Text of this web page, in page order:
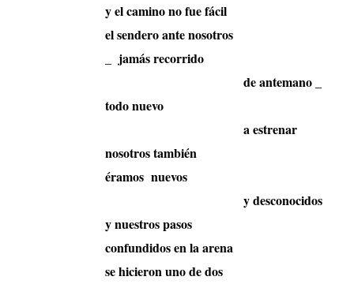
y el camino no fue fácil
el sendero ante nosotros
jamás recorrido
de antemano _
todo nuevo
a estrenar
nosotros también
éramos nuevos
y desconocidos
y nuestros pasos
confundidos en la arena
se hicieron uno de dos